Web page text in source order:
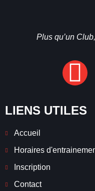
Plus qu’un
LIENS UTILES
Accueil
Horaires
Inscription
Contact